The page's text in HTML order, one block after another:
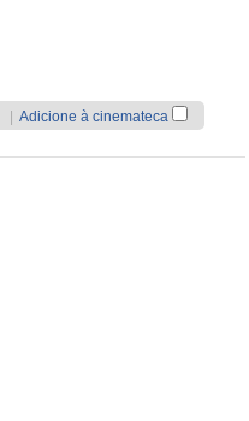
Adicione à cinemateca